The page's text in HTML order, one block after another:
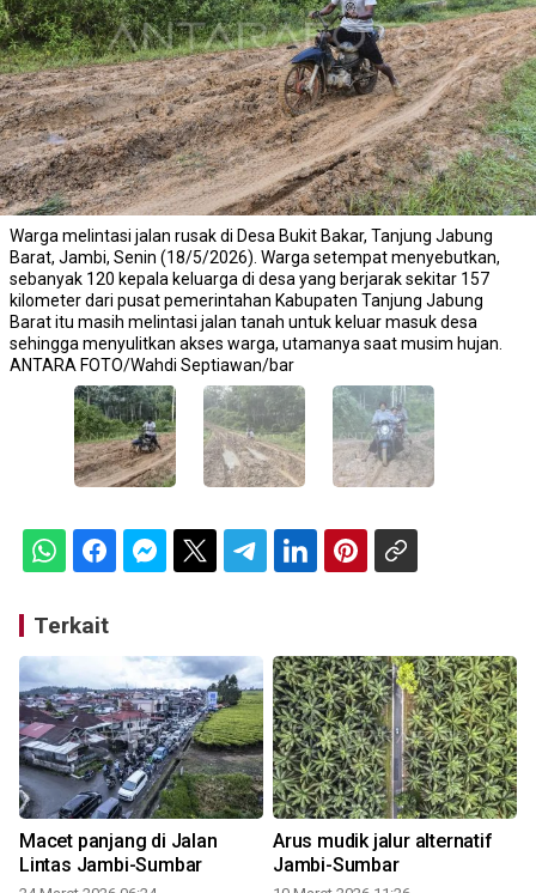
Warga melintasi jalan rusak di Desa Bukit Bakar, Tanjung Jabung
Barat, Jambi, Senin (18/5/2026). Warga setempat menyebutkan,
sebanyak 120 kepala keluarga di desa yang berjarak sekitar 157
kilometer dari pusat pemerintahan Kabupaten Tanjung Jabung
Barat itu masih melintasi jalan tanah untuk keluar masuk desa
sehingga menyulitkan akses warga, utamanya saat musim hujan.
ANTARA FOTO/Wahdi Septiawan/bar
Terkait
Macet panjang di Jalan
Lintas Jambi-Sumbar
Arus mudik jalur alternatif
Jambi-Sumbar